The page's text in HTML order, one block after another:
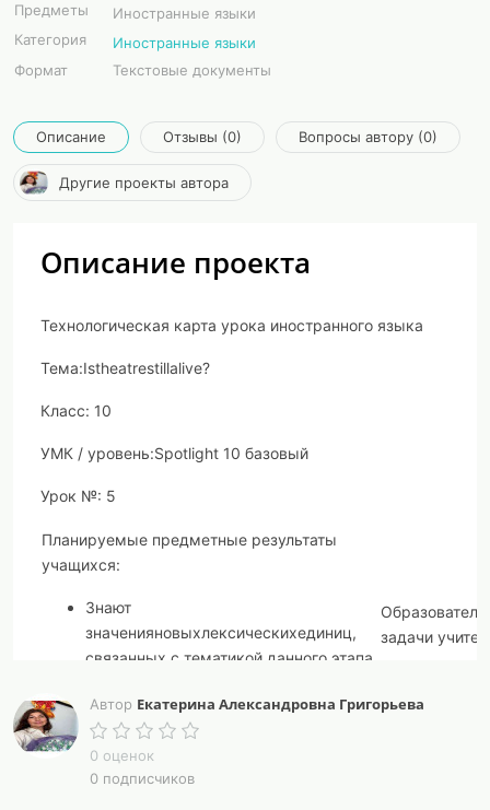
Предметы
Иностранные языки
Категория
Иностранные языки
Формат
Текстовые документы
Описание Отзывы (0) Вопросы автору (0)
Другие проекты автора
Описание проекта
Технологическая карта урока иностранного языка
Тема:Istheatrestillalive?
Класс: 10
УМК / уровень:Spotlight 10 базовый
Урок №: 5
Планируемые предметные результаты
учащихся:
Знают
значенияновыхлексическихединиц,
связанных с тематикой данного этапа
ситуациями общения;
значениеизученныхграмматическихявлений
в расширенном объёме (видовременные,
задачи
(связаны с
Автор Екатерина Александровна Григорьева
0 оценок
0 подписчиков